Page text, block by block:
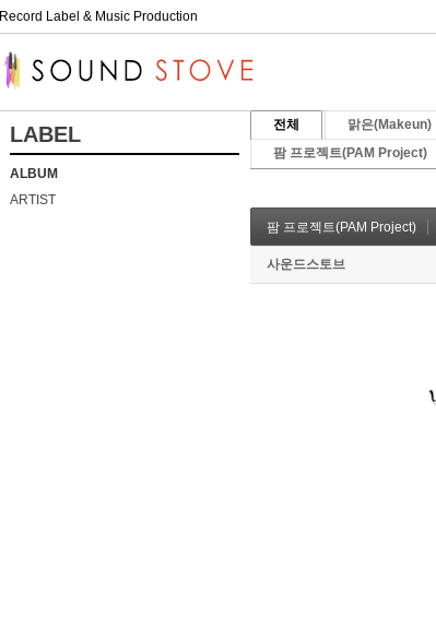
Record Label & Music Production
LABEL
ALBUM
ARTIST
전체 맑은(Makeun)
팜 프로젝트(PAM Project)
팜 프로젝트(PAM Project)
사운드스토브